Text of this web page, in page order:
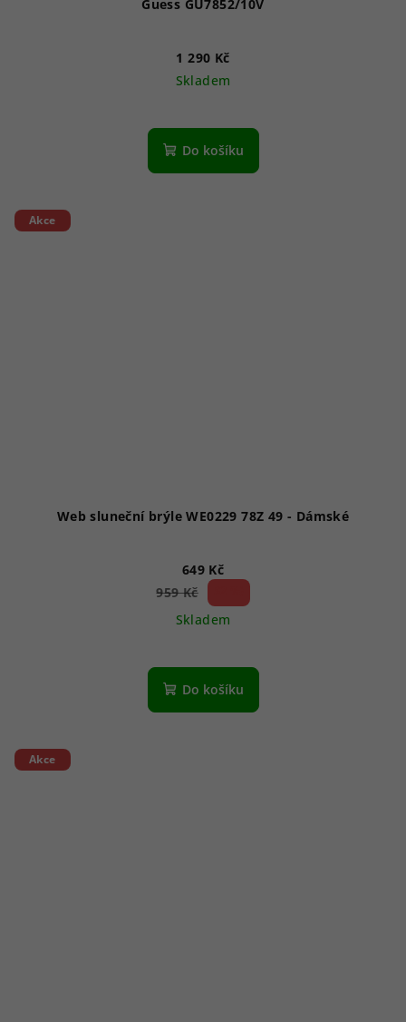
Guess GU7852/10V
1 290 Kč
Skladem
Do košíku
Akce
Web sluneční brýle WE0229 78Z 49 - Dámské
649 Kč
959 Kč
Skladem
Do košíku
Akce